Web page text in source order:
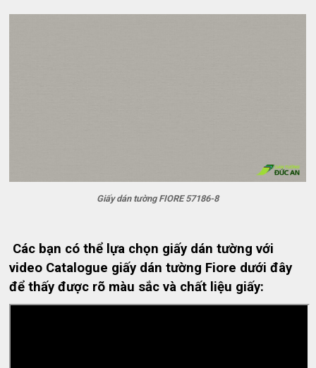
Giấy dán tường FIORE 57186-8
Các bạn có thể lựa chọn giấy dán tường với
video Catalogue giấy dán tường Fiore dưới đây
để thấy được rõ màu sắc và chất liệu giấy: